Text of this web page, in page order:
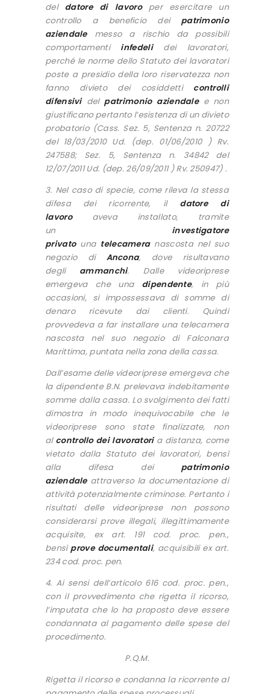
del datore di lavoroper esercitare un
controllo a beneficio dei patrimonio
aziendalemesso a rischio da possibili
comportamenti infedelidei lavoratori,
perché le norme dello Statuto dei lavoratori
poste a presidio della loro riservatezza non
fanno divieto dei cosiddetti controlli
difensividelpatrimonio aziendalee non
giustificano pertanto l’esistenza di un divieto
probatorio (Cass. Sez. 5, Sentenza n. 20722
del 18/03/2010 Ud. (dep. 01/06/2010 ) Rv.
247588; Sez. 5, Sentenza n. 34842 del
12/07/2011 Ud. (dep. 26/09/2011 ) Rv. 250947) .
3. Nel caso di specie, come rileva la stessa
difesa dei ricorrente, il datore di
lavoroaveva installato, tramite
un investigatore
privatounatelecameranascosta nel suo
negozio di Ancona, dove risultavano
degli ammanchi. Dalle videoriprese
emergeva che una dipendente, in più
occasioni, si impossessava di somme di
denaro ricevute dai clienti. Quindi
provvedeva a far installare una telecamera
nascosta nel suo negozio di Falconara
Marittima, puntata nella zona della cassa.
Dall’esame delle videoriprese emergeva che
la dipendente B.N. prelevava indebitamente
somme dalla cassa. Lo svolgimento dei fatti
dimostra in modo inequivocabile che le
videoriprese sono state finalizzate, non
al controllo dei lavoratoria distanza, come
vietato dalla Statuto dei lavoratori, bensì
alla difesa dei patrimonio
aziendaleattraverso la documentazione di
attività potenzialmente criminose. Pertanto i
risultati delle videoriprese non possono
considerarsi prove illegali, illegittimamente
acquisite, ex art. 191 cod. proc. pen.,
bensìprove documentali, acquisibili ex art.
234 cod. proc. pen.
4. Ai sensi dell’articolo 616 cod. proc. pen.,
con il provvedimento che rigetta il ricorso,
l’imputata che lo ha proposto deve essere
condannata al pagamento delle spese del
procedimento.
P.Q.M.
Rigetta il ricorso e condanna la ricorrente al